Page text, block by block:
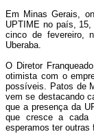
Em Minas Gerais,
UPTIME no país,
cinco de fevereiro,
Uberaba.
O Diretor
otimista com o
possíveis. Patos de
vem se destacando
que a presença da
que cresce a cada
esperamos ter outras